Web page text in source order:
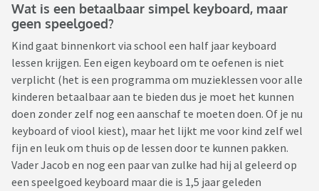
Wat is een betaalbaar simpel keyboard, maar
geen speelgoed?
Kind gaat binnenkort via school een half jaar keyboard
lessen krijgen. Een eigen keyboard om te oefenen is niet
verplicht (het is een programma om muzieklessen voor alle
kinderen betaalbaar aan te bieden dus je moet het kunnen
doen zonder zelf nog een aanschaf te moeten doen. Of je nu
keyboard of viool kiest), maar het lijkt me voor kind zelf wel
fijn en leuk om thuis op de lessen door te kunnen pakken.
Vader Jacob en nog een paar van zulke had hij al geleerd op
een speelgoed keyboard maar die is 1,5 jaar geleden